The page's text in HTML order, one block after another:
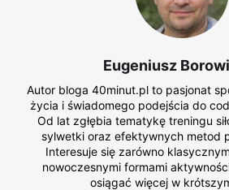
Eugeniusz
Autor bloga 40minut.pl to pasjonat
życia i świadomego podejścia do
Od lat zgłębia tematykę treningu
sylwetki oraz efektywnych metod
Interesuje się zarówno
nowoczesnymi formami
osiągać więcej w